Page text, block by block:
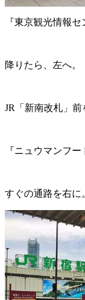
『東京観光情報
降りたら、左へ。
JR「新南改札」前
『ニュウマンフ
すぐの通路を右に